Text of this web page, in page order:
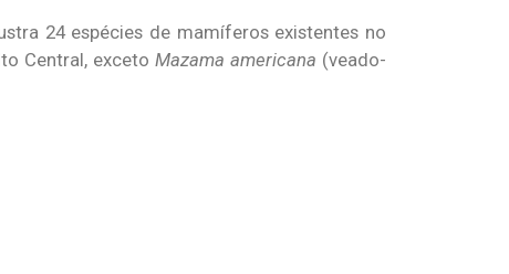
24 espécies de mamíferos existentes no
Central, excetoMazama americana (veado-